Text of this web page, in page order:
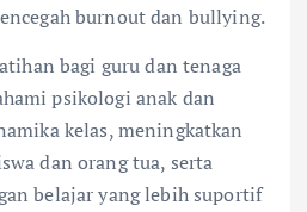
burnout dan bullying.
bagi guru dan tenaga
psikologi anak dan
kelas, meningkatkan
dan orang tua, serta
belajar yang lebih suportif